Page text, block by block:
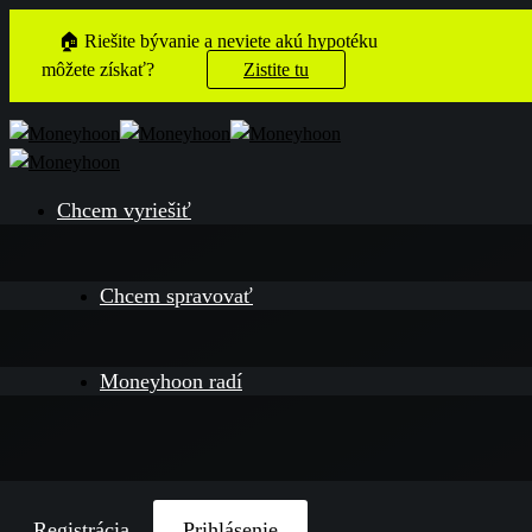
🏠 Riešite bývanie a neviete akú hypotéku
môžete získať?
Zistite tu
Chcem vyriešiť
Chcem spravovať
Moneyhoon radí